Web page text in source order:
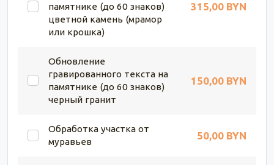
памятнике (до 60 знаков)
цветной камень (мрамор
или крошка)
315,00 BYN
Обновление
гравированного текста на
памятнике (до 60 знаков)
черный гранит
150,00 BYN
Обработка участка от
муравьев
50,00 BYN